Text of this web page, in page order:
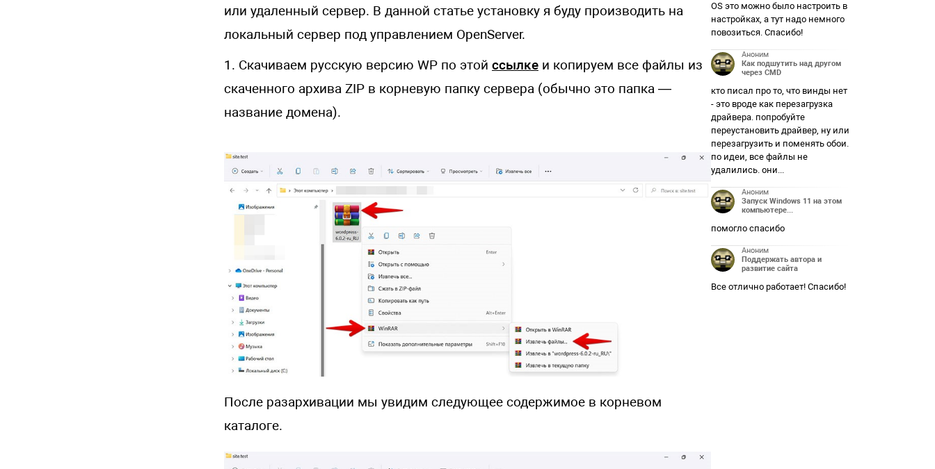
или удаленный сервер. В данной статье установку я буду производить на
локальный сервер под управлением OpenServer.
1. Скачиваем русскую версию WP по этой ссылке и копируем все файлы из
скаченного архива ZIP в корневую папку сервера (обычно это папка —
название домена).
После разархивации мы увидим следующее содержимое в корневом
каталоге.
OS это можно было настроить в
настройках, а тут надо немного
повозиться. Спасибо!
Аноним
Как подшутить над другом
через CMD
кто писал про то, что винды нет
- это вроде как перезагрузка
драйвера. попробуйте
переустановить драйвер, ну или
перезагрузить и поменять обои.
по идеи, все файлы не
удалились. они...
Аноним
Запуск Windows 11 на этом
компьютере...
помогло спасибо
Аноним
Поддержать автора и
развитие сайта
Все отлично работает! Спасибо!